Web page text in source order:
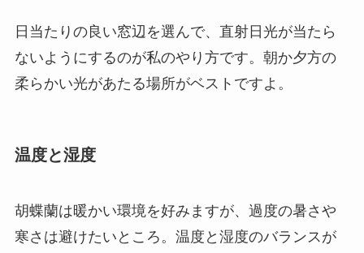
日当たりの良い窓辺を選んで、直射日光が当たら
ないようにするのが私のやり方です。朝か夕方の
柔らかい光があたる場所がベストですよ。
温度と湿度
胡蝶蘭は暖かい環境を好みますが、過度の暑さや
寒さは避けたいところ。温度と湿度のバランスが